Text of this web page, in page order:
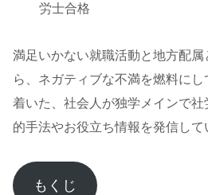
労士合格
満足いかない就職活動と地方配
ら、ネガティブな不満を燃料に
着いた、社会人が独学メインで
的手法やお役立ち情報を発信して
もくじ